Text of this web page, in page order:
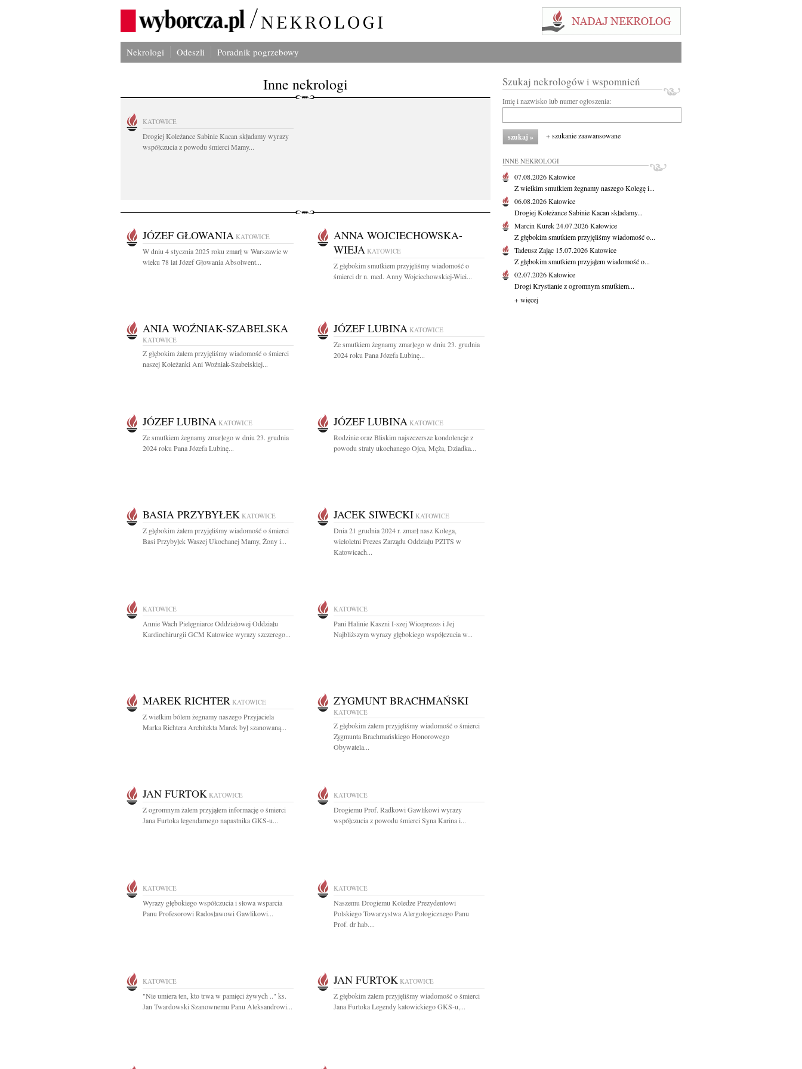
Nekrologi Odeszli Poradnik pogrzebowy
Inne nekrologi
KATOWICE
Drogiej Koleżance Sabinie Kacan składamy wyrazy
współczucia z powodu śmierci Mamy...
JÓZEF GŁOWANIA KATOWICE
W dniu 4 stycznia 2025 roku zmarł w Warszawie w
wieku 78 lat Józef Głowania Absolwent...
ANNA WOJCIECHOWSKA-
WIEJA KATOWICE
Z głębokim smutkiem przyjęliśmy wiadomość o
śmierci dr n. med. Anny Wojciechowskiej-Wiei...
ANIA WOŹNIAK-SZABELSKA
KATOWICE
Z głębokim żalem przyjęliśmy wiadomość o śmierci
naszej Koleżanki Ani Woźniak-Szabelskiej...
JÓZEF LUBINA KATOWICE
Ze smutkiem żegnamy zmarłego w dniu 23. grudnia
2024 roku Pana Józefa Lubinę...
JÓZEF LUBINA KATOWICE
Ze smutkiem żegnamy zmarłego w dniu 23. grudnia
2024 roku Pana Józefa Lubinę...
JÓZEF LUBINA KATOWICE
Rodzinie oraz Bliskim najszczersze kondolencje z
powodu straty ukochanego Ojca, Męża, Dziadka...
BASIA PRZYBYŁEK KATOWICE
Z głębokim żalem przyjęliśmy wiadomość o śmierci
Basi Przybyłek Waszej Ukochanej Mamy, Żony i...
JACEK SIWECKI KATOWICE
Dnia 21 grudnia 2024 r. zmarł nasz Kolega,
wieloletni Prezes Zarządu Oddziału PZITS w
Katowicach...
KATOWICE
Annie Wach Pielęgniarce Oddziałowej Oddziału
Kardiochirurgii GCM Katowice wyrazy szczerego...
KATOWICE
Pani Halinie Kaszni I-szej Wiceprezes i Jej
Najbliższym wyrazy głębokiego współczucia w...
MAREK RICHTER KATOWICE
Z wielkim bólem żegnamy naszego Przyjaciela
Marka Richtera Architekta Marek był szanowaną...
ZYGMUNT BRACHMAŃSKI
KATOWICE
Z głębokim żalem przyjęliśmy wiadomość o śmierci
Zygmunta Brachmańskiego Honorowego
Obywatela...
JAN FURTOK KATOWICE
Z ogromnym żalem przyjąłem informację o śmierci
Jana Furtoka legendarnego napastnika GKS-u...
KATOWICE
Drogiemu Prof. Radkowi Gawlikowi wyrazy
współczucia z powodu śmierci Syna Karina i...
KATOWICE
Wyrazy głębokiego współczucia i słowa wsparcia
Panu Profesorowi Radosławowi Gawlikowi...
KATOWICE
Naszemu Drogiemu Koledze Prezydentowi
Polskiego Towarzystwa Alergologicznego Panu
Prof. dr hab....
KATOWICE
"Nie umiera ten, kto trwa w pamięci żywych .." ks.
Jan Twardowski Szanownemu Panu Aleksandrowi...
JAN FURTOK KATOWICE
Z głębokim żalem przyjęliśmy wiadomość o śmierci
Jana Furtoka Legendy katowickiego GKS-u,...
Szukaj nekrologów i wspomnień
Imię i nazwisko lub numer ogłoszenia:
+ szukanie zaawansowane
INNE NEKROLOGI
07.08.2026Katowice
Z wielkim smutkiem żegnamy naszego Kolegę i...
06.08.2026Katowice
Drogiej Koleżance Sabinie Kacan składamy...
Marcin Kurek24.07.2026Katowice
Z głębokim smutkiem przyjęliśmy wiadomość o...
Tadeusz Zając 15.07.2026Katowice
Z głębokim smutkiem przyjąłem wiadomość o...
02.07.2026Katowice
Drogi Krystianie z ogromnym smutkiem...
+ więcej